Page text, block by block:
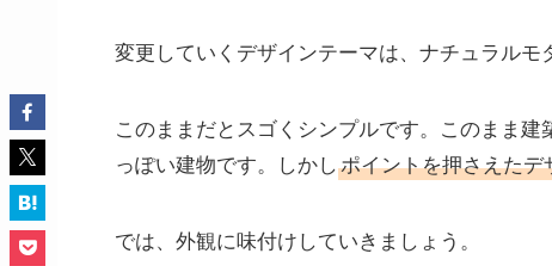
変更していくデザインテーマは、ナチュラルモ
このままだとスゴくシンプルです。このまま
っぽい建物です。しかしポイントを押さえた
では、外観に味付けしていきましょう。